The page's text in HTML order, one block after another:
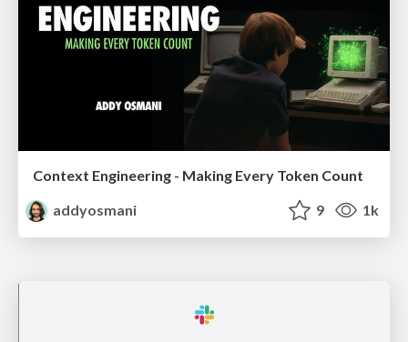
Context Engineering - Making Every Token Count
addyosmani
9 1k